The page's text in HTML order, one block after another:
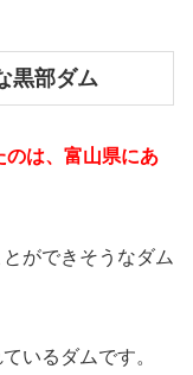
黒部ダム
のは、富山県にあ
ができそうなダム
いるダムです。